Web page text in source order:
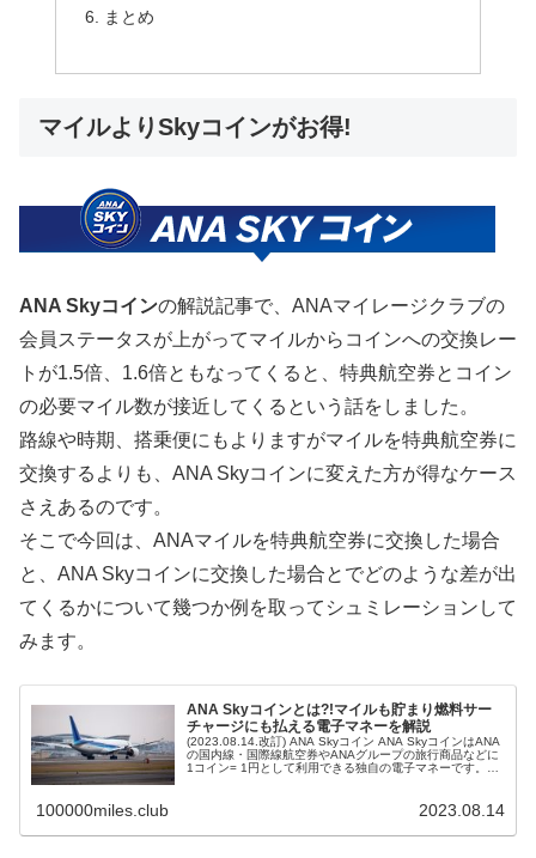
まとめ
マイルよりSkyコインがお得!
ANA Skyコインの解説記事で、ANAマイレージクラブの
会員ステータスが上がってマイルからコインへの交換レー
トが1.5倍、1.6倍ともなってくると、特典航空券とコイン
の必要マイル数が接近してくるという話をしました。
路線や時期、搭乗便にもよりますがマイルを特典航空券に
交換するよりも、ANA Skyコインに変えた方が得なケース
さえあるのです。
そこで今回は、ANAマイルを特典航空券に交換した場合
と、ANA Skyコインに交換した場合とでどのような差が出
てくるかについて幾つか例を取ってシュミレーションして
みます。
ANA Skyコインとは?!マイルも貯まり燃料サー
チャージにも払える電子マネーを解説
(2023.08.14.改訂) ANA Skyコイン ANA SkyコインはANA
の国内線・国際線航空券やANAグループの旅行商品などに
1コイン= 1円として利用できる独自の電子マネーです。
100000miles.club 2023.08.14